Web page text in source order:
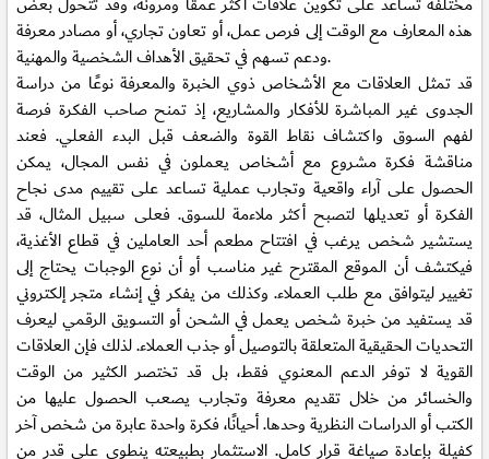
هذه المعارف مع الوقت إلى فرص عمل، أو تعاون تجاري، أو مصادر معرفة
ودعم تسهم في تحقيق الأهداف الشخصية والمهنية.
قد تمثل العلاقات مع الأشخاص ذوي الخبرة والمعرفة نوعًا من دراسة
الجدوى غير المباشرة للأفكار والمشاريع، إذ تمنح صاحب الفكرة فرصة
لفهم السوق واكتشاف نقاط القوة والضعف قبل البدء الفعلي. فعند
مناقشة فكرة مشروع مع أشخاص يعملون في نفس المجال، يمكن
الحصول على آراء واقعية وتجارب عملية تساعد على تقييم مدى نجاح
الفكرة أو تعديلها لتصبح أكثر ملاءمة للسوق. فعلى سبيل المثال، قد
يستشير شخص يرغب في افتتاح مطعم أحد العاملين في قطاع الأغذية،
فيكتشف أن الموقع المقترح غير مناسب أو أن نوع الوجبات يحتاج إلى
تغيير ليتوافق مع طلب العملاء. وكذلك من يفكر في إنشاء متجر إلكتروني
قد يستفيد من خبرة شخص يعمل في الشحن أو التسويق الرقمي ليعرف
التحديات الحقيقية المتعلقة بالتوصيل أو جذب العملاء. لذلك فإن العلاقات
القوية لا توفر الدعم المعنوي فقط، بل قد تختصر الكثير من الوقت
والخسائر من خلال تقديم معرفة وتجارب يصعب الحصول عليها من
الكتب أو الدراسات النظرية وحدها. أحيانًا، فكرة واحدة عابرة من شخص آخر
كفيلة بإعادة صياغة قرار كامل. الاستثمار بطبيعته ينطوي على قدر من